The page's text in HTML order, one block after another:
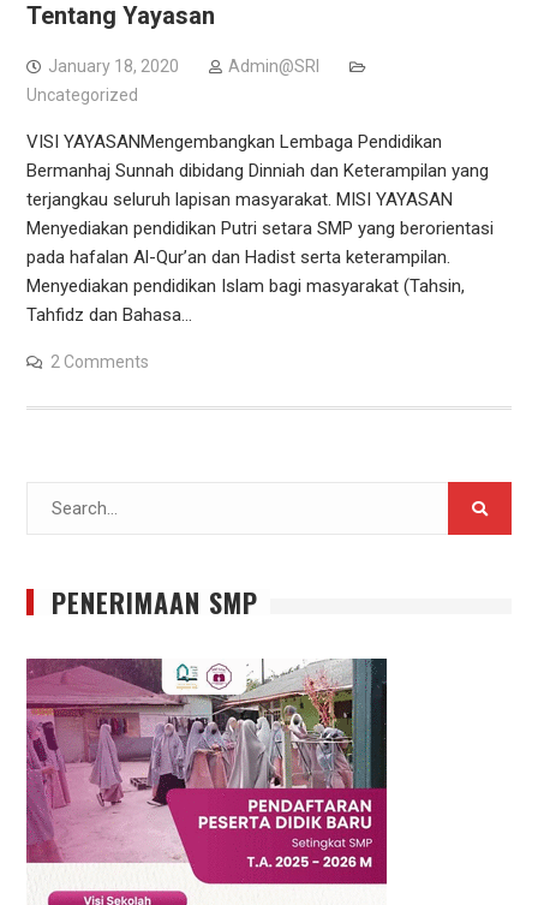
Tentang Yayasan
January 18, 2020
Admin@SRI
Uncategorized
VISI YAYASANMengembangkan Lembaga Pendidikan
Bermanhaj Sunnah dibidang Dinniah dan Keterampilan yang
terjangkau seluruh lapisan masyarakat. MISI YAYASAN
Menyediakan pendidikan Putri setara SMP yang berorientasi
pada hafalan Al-Qur’an dan Hadist serta keterampilan.
Menyediakan pendidikan Islam bagi masyarakat (Tahsin,
Tahfidz dan Bahasa…
2 Comments
PENERIMAAN SMP